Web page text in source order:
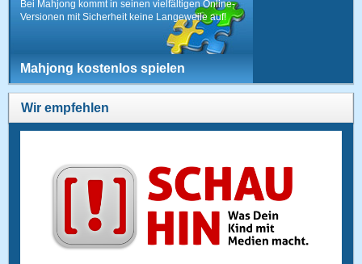
Bei Mahjong kommt in seinen vielfältigen Online-
Versionen mit Sicherheit keine Langeweile auf!
Mahjong kostenlos spielen
Wir empfehlen